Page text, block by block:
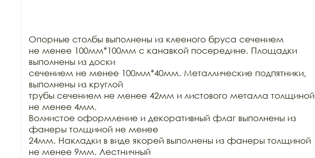
Опорные столбы выполнены из клееного бруса сечением
не менее 100мм*100мм с канавкой посередине. Площадки
выполнены из доски
сечением не менее 100мм*40мм. Металлические подпятники,
выполнены из круглой
трубы сечением не менее 42мм и листового металла толщиной
не менее 4мм.
Волнистое оформление и декоративный флаг выполнены из
фанеры толщиной не менее
24мм. Накладки в виде якорей выполнены из фанеры толщиной
не менее 9мм. Лестничный